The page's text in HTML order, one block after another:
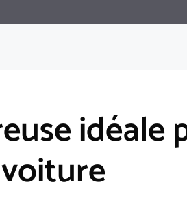
idéale
voiture